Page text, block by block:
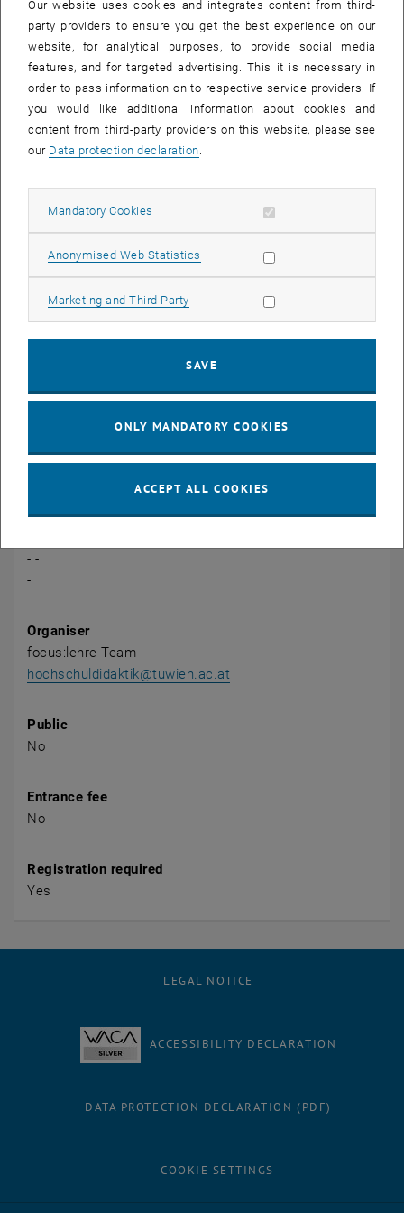
Ablauf von Betreuungsphasen
Kommunikation während der Betreuung
Feedforward zur Weiterarbeit geben
Guidelines für Deadline Junkies und Aufschieberitis
Was kann ich tun, wenn...? Probleme bei der Betreuung von
Abschlussarbeiten
Wie korrigiere ich eine Abschlussarbeit?
Nach welchen Kriterien beurteile ich eine Abschlussarbeit?
Transparenz und Fairness bei der Leistungsüberprüfung
Methoden:
Kurze Vortragsphasen
Werkstattphase zur Erstellung eines eigenen Betreuungsfahrplans
Event location
- -
-
Organiser
focus:lehre Team
hochschuldidaktik@tuwien.ac.at
Public
No
Entrance fee
No
Registration required
Yes
LEGAL NOTICE
ACCESSIBILITY DECLARATION
DATA PROTECTION DECLARATION (PDF)
COOKIE SETTINGS
Our website uses cookies and integrates content from third-
party providers to ensure you get the best experience on our
website, for analytical purposes, to provide social media
features, and for targeted advertising. This it is necessary in
order to pass information on to respective service providers. If
you would like additional information about cookies and
content from third-party providers on this website, please see
our Data protection declaration.
Mandatory Cookies Allow mandatory cookies
Anonymised Web Statistics Allow statistic cookies
Marketing and Third Party Allow marketing cookies
SAVE
ONLY MANDATORY COOKIES
ACCEPT ALL COOKIES